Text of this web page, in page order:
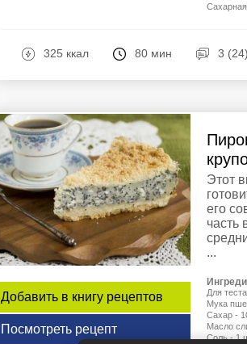
Сахарная
325 ккал 80 мин 3 (24)
Добавить в книгу рецептов
Посмотреть рецепт
Этот
его
часть
...
Для
Мука
Сахар -
Масло
Соль - 1